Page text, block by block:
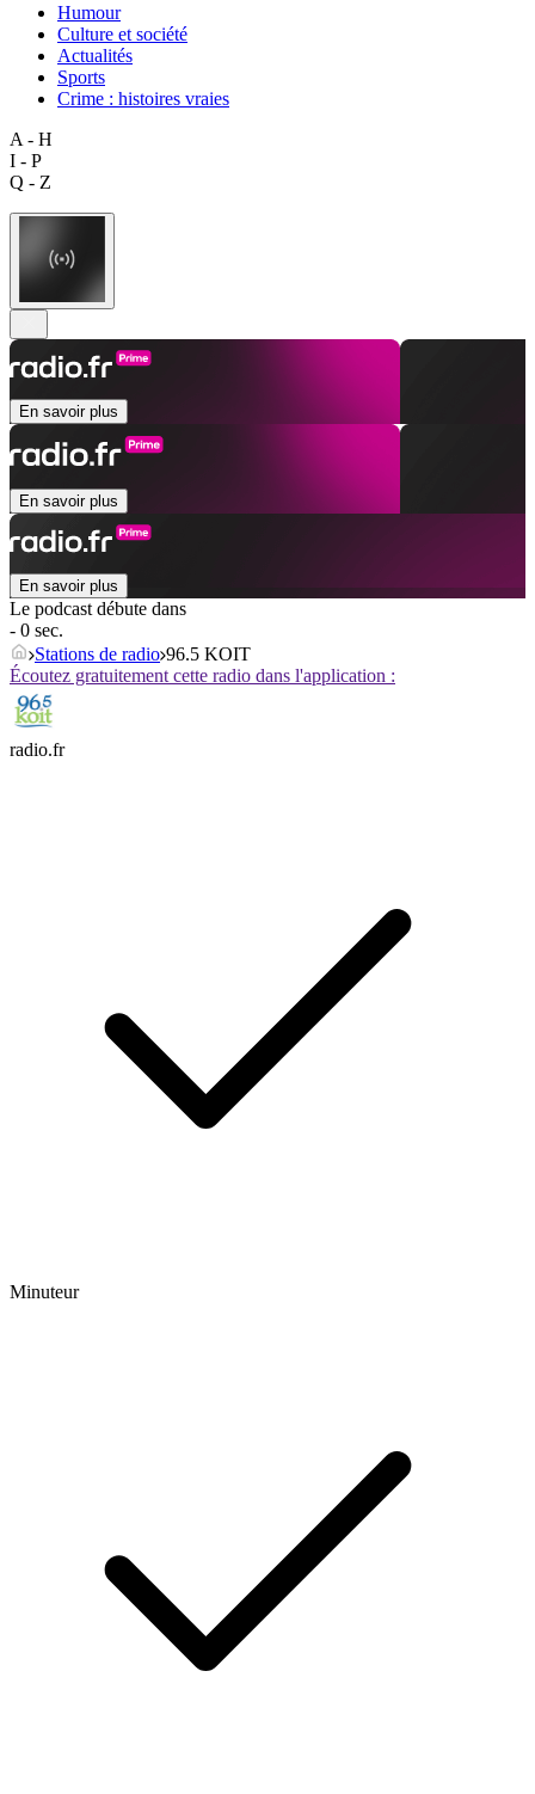
Humour
Culture et société
Actualités
Sports
Crime : histoires vraies
A - H
I - P
Q - Z
En savoir plus
En savoir plus
En savoir plus
Le podcast débute dans
- 0 sec.
Stations de radio 96.5 KOIT
Écoutez gratuitement cette radio dans l'application :
radio.fr
Minuteur